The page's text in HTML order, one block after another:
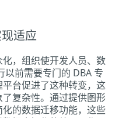
适应
，组织使开发人员、数
前需要专门的 DBA 专
台促进了这种转变，这
复杂性。通过提供图形
的数据迁移功能，这些